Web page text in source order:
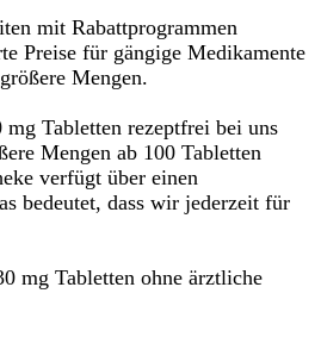
mit Rabattprogrammen
Preise für gängige Medikamente
Mengen.
Tabletten rezeptfrei bei uns
Mengen ab 100 Tabletten
verfügt über einen
bedeutet, dass wir jederzeit für
mg Tabletten ohne ärztliche